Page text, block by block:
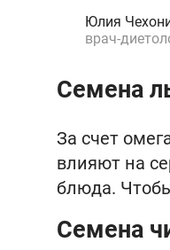
Юлия
врач-
Семена
За счет
влияют на
блюда.
Семена